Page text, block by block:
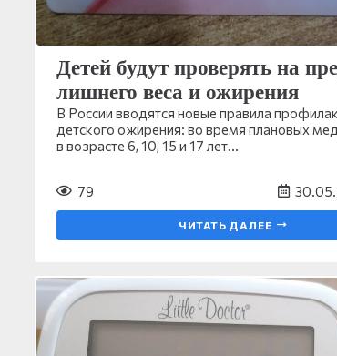
Детей будут проверять на
лишнего веса и ожирения
В России вводятся новые правила
детского ожирения: во время плановых
в возрасте 6, 10, 15 и 17 лет…
79
ЧИТАТЬ ДАЛЕЕ